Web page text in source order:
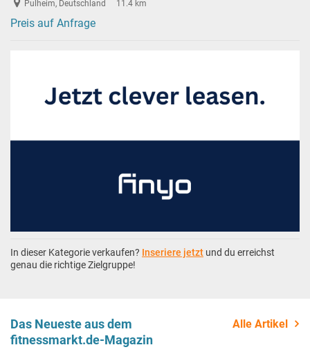
Pulheim, Deutschland 11.4 km
Preis auf Anfrage
In dieser Kategorie verkaufen? Inseriere jetzt und du erreichst
genau die richtige Zielgruppe!
Das Neueste aus dem
fitnessmarkt.de-Magazin
Alle Artikel